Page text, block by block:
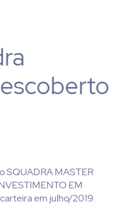
SQUADRA MASTER
EM
em julho/2019.